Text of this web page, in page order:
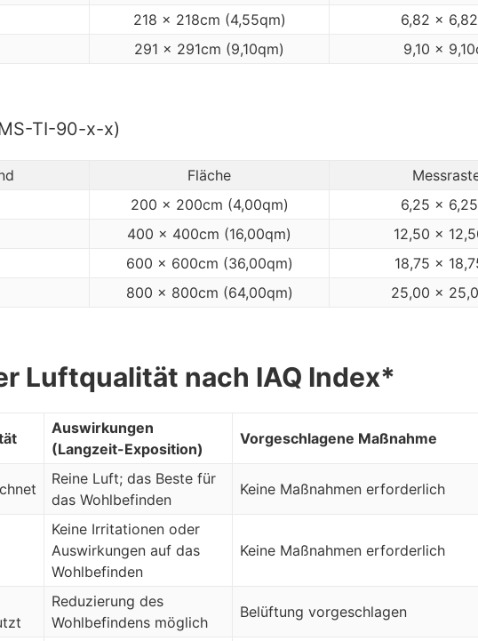
218 x 218cm (4,55qm)
6,82 x
291 x 291cm (9,10qm) 9,10 x
TI-90-x-x)
Fläche
200 x 200cm (4,00qm)
6,25 x
400 x 400cm (16,00qm)
12,50 x
600 x 600cm (36,00qm)
18,75 x
800 x 800cm (64,00qm) 25,00 x
Luftqualität nach IAQ Index*
Auswirkungen
(Langzeit-Exposition)
Vorgeschlagene Maßnahme
Reine Luft; das Beste für
das Wohlbefinden
Keine Maßnahmen erforderlich
Keine Irritationen oder
Auswirkungen auf das
Wohlbefinden
Keine Maßnahmen erforderlich
Reduzierung des
Wohlbefindens möglich
Belüftung vorgeschlagen